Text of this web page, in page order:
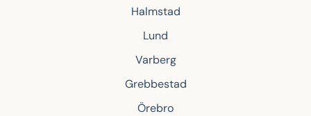
Halmstad
Lund
Varberg
Grebbestad
Örebro